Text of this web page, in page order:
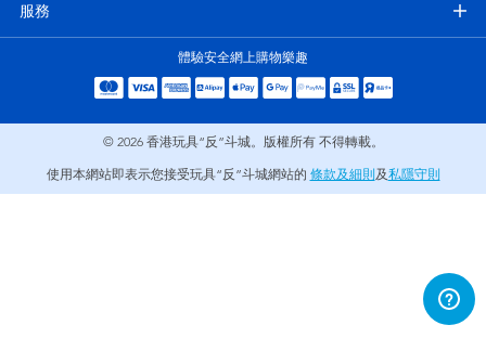
戶外及運動用品
角色扮演及造型系列
Globber高樂寶
服務
體驗安全網上購物樂趣
© 2026 香港玩具“反”斗城。版權所有 不得轉載。
使用本網站即表示您接受玩具“反”斗城網站的 條款及細則 及私隱守則